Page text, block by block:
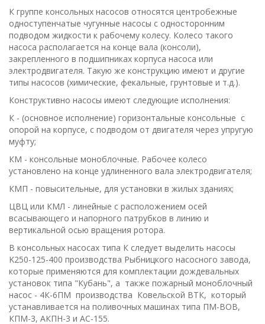
К группе консольных насосов относятся центробежные
одноступенчатые чугунные насосы с односторонним
подводом жидкости к рабочему колесу. Колесо такого
насоса располагается на конце вала (консоли),
закрепленного в подшипниках корпуса насоса или
электродвигателя. Такую же конструкцию имеют и другие
типы насосов (химические, фекальные, грунтовые и т.д.).
Конструктивно насосы имеют следующие исполнения:
К - (основное исполнение) горизонтальные консольные с
опорой на корпусе, с подводом от двигателя через упругую
муфту;
КМ - консольные моноблочные. Рабочее колесо
установлено на конце удлиненного вала электродвигателя;
КМП - повысительные, для установки в жилых зданиях;
ЦВЦ или КМЛ - линейные с расположением осей
всасывающего и напорного патрубков в линию и
вертикальной осью вращения ротора.
В консольных насосах типа К следует выделить насосы
K250-125-400 производства Рыбницкого насосного завода,
которые применяются для комплектации дождевальных
установок типа "Кубань", а также пожар­ный моноблочный
насос - 4К-6ПМ производства Ковельской ВТК, который
устанавливается на поливочных машинах типа ПМ-ВОВ,
КПМ-3, АКПН-3 и АС-155.